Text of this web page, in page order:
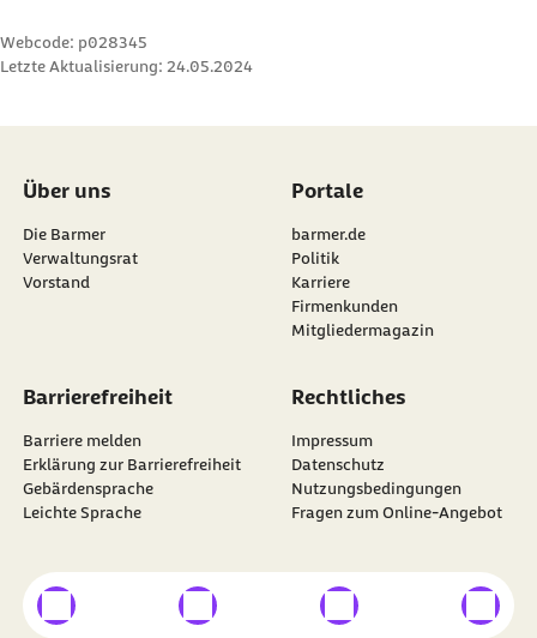
Webcode: p028345
Letzte Aktualisierung: 24.05.2024
Über uns
Die Barmer
Verwaltungsrat
Vorstand
Portale
barmer.de
Politik
Karriere
Firmenkunden
Mitgliedermagazin
Barrierefreiheit
Barriere melden
Erklärung zur Barrierefreiheit
Gebärdensprache
Leichte Sprache
Rechtliches
Impressum
Datenschutz
Nutzungsbedingungen
Fragen zum Online-Angebot
Besuchen Sie dieBARMER auf
externer Link externer Link externer Link